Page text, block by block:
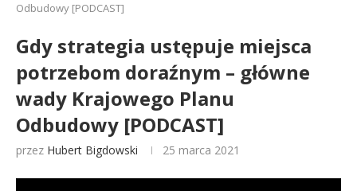
Odbudowy [PODCAST]
Gdy strategia ustępuje miejsca
potrzebom doraźnym – główne
wady Krajowego Planu
Odbudowy [PODCAST]
przez Hubert Bigdowski 25 marca 2021